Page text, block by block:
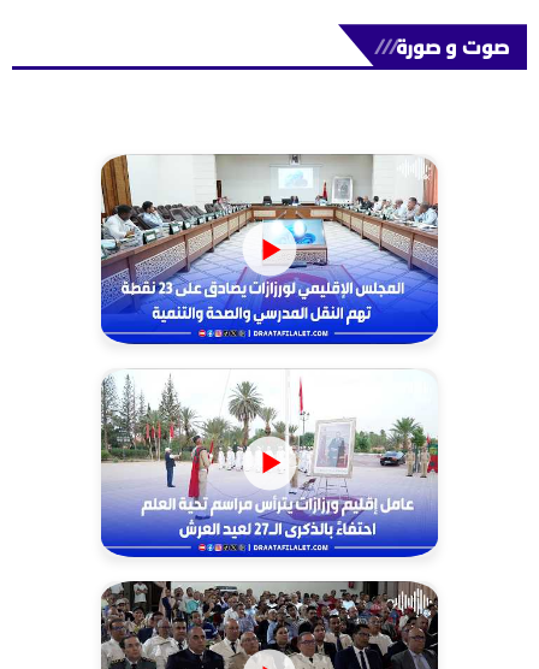
صوت و صورة///